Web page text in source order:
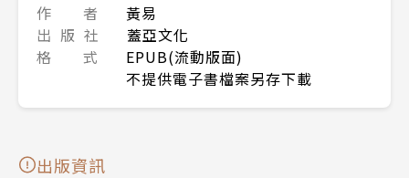
作 者
黃易
出 版 社
蓋亞文化
格 式
EPUB(流動版面)
不提供電子書檔案另存下載
出版資訊